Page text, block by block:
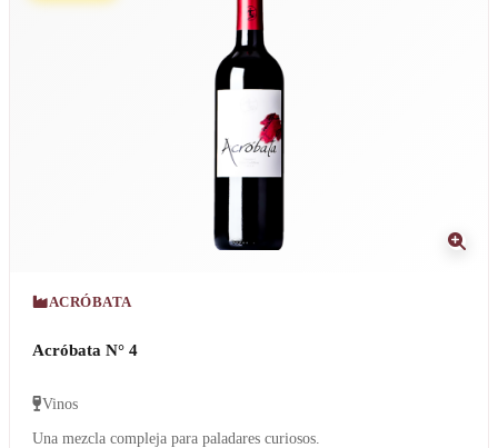
ACRÓBATA
Acróbata N° 4
Vinos
Una mezcla compleja para paladares curiosos.